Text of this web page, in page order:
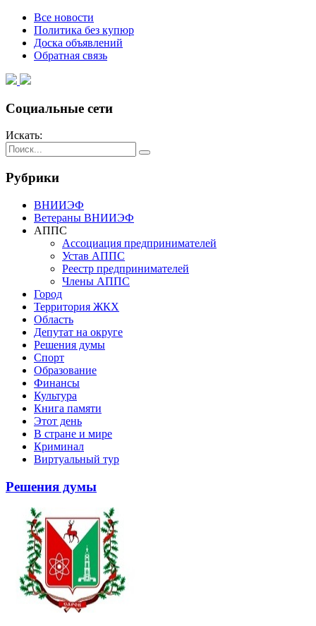
Все новости
Политика без купюр
Доска объявлений
Обратная связь
Социальные сети
Искать:
Рубрики
ВНИИЭФ
Ветераны ВНИИЭФ
АППС
Ассоциация предпринимателей
Устав АППС
Реестр предпринимателей
Члены АППС
Город
Территория ЖКХ
Область
Депутат на округе
Решения думы
Спорт
Образование
Финансы
Культура
Книга памяти
Этот день
В стране и мире
Криминал
Виртуальный тур
Решения думы